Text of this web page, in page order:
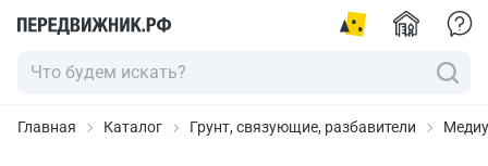
Главная Каталог Грунт, связующие, разбавители